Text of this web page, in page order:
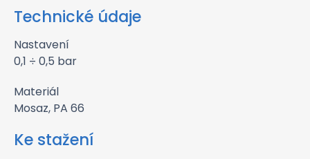
Technické údaje
Nastavení
0,1 ÷ 0,5 bar
Materiál
Mosaz, PA 66
Ke stažení